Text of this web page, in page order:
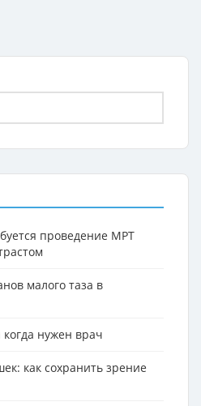
проведение МРТ
малого таза в
нужен врач
как сохранить зрение